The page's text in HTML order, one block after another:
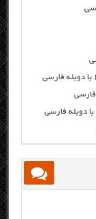
دوبله فارسی